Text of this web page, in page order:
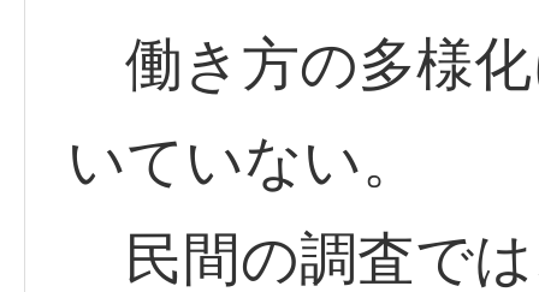
働き方の多様
いていない。
民間の調査で